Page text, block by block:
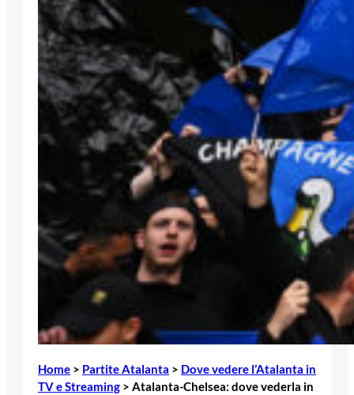
Home > Partite Atalanta > Dove vedere l’Atalanta in
TV e Streaming > Atalanta-Chelsea: dove vederla in